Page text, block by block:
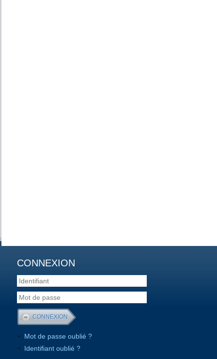
CONNEXION
Mot de passe oublié ?
Identifiant oublié ?